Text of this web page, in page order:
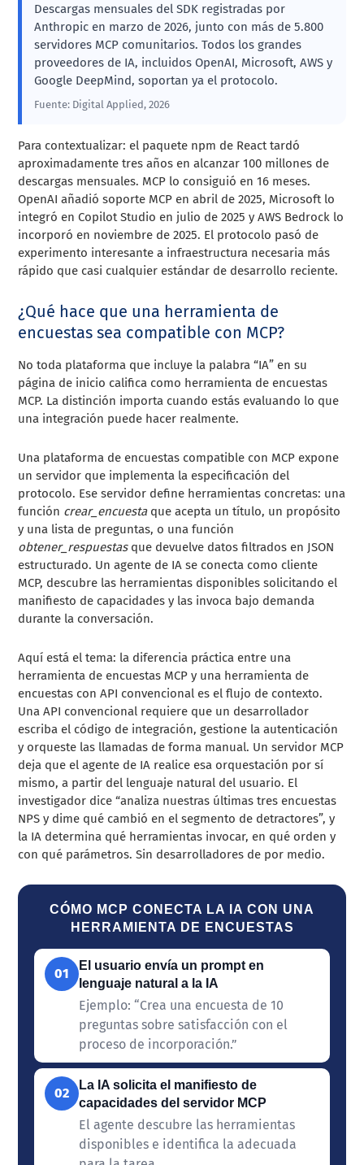
Descargas mensuales del SDK registradas por
Anthropic en marzo de 2026, junto con más de 5.800
servidores MCP comunitarios. Todos los grandes
proveedores de IA, incluidos OpenAI, Microsoft, AWS y
Google DeepMind, soportan ya el protocolo.
Fuente: Digital Applied, 2026
Para contextualizar: el paquete npm de React tardó
aproximadamente tres años en alcanzar 100 millones de
descargas mensuales. MCP lo consiguió en 16 meses.
OpenAI añadió soporte MCP en abril de 2025, Microsoft lo
integró en Copilot Studio en julio de 2025 y AWS Bedrock lo
incorporó en noviembre de 2025. El protocolo pasó de
experimento interesante a infraestructura necesaria más
rápido que casi cualquier estándar de desarrollo reciente.
¿Qué hace que una herramienta de
encuestas sea compatible con MCP?
No toda plataforma que incluye la palabra “IA” en su
página de inicio califica como herramienta de encuestas
MCP. La distinción importa cuando estás evaluando lo que
una integración puede hacer realmente.
Una plataforma de encuestas compatible con MCP expone
un servidor que implementa la especificación del
protocolo. Ese servidor define herramientas concretas: una
función crear_encuestaque acepta un título, un propósito
y una lista de preguntas, o una función
obtener_respuestasque devuelve datos filtrados en JSON
estructurado. Un agente de IA se conecta como cliente
MCP, descubre las herramientas disponibles solicitando el
manifiesto de capacidades y las invoca bajo demanda
durante la conversación.
Aquí está el tema: la diferencia práctica entre una
herramienta de encuestas MCP y una herramienta de
encuestas con API convencional es el flujo de contexto.
Una API convencional requiere que un desarrollador
escriba el código de integración, gestione la autenticación
y orqueste las llamadas de forma manual. Un servidor MCP
deja que el agente de IA realice esa orquestación por sí
mismo, a partir del lenguaje natural del usuario. El
investigador dice “analiza nuestras últimas tres encuestas
NPS y dime qué cambió en el segmento de detractores”, y
la IA determina qué herramientas invocar, en qué orden y
con qué parámetros. Sin desarrolladores de por medio.
CÓMO MCP CONECTA LA IA CON UNA
HERRAMIENTA DE ENCUESTAS
01
El usuario envía un prompt en
lenguaje natural a la IA
Ejemplo: “Crea una encuesta de 10
preguntas sobre satisfacción con el
proceso de incorporación.”
02
La IA solicita el manifiesto de
capacidades del servidor MCP
El agente descubre las herramientas
disponibles e identifica la adecuada